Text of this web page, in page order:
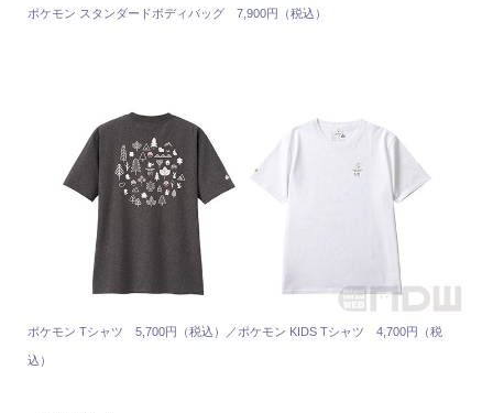
ポケモン スタンダードボディバッグ 7,900円（税込）
ポケモン Tシャツ 5,700円（税込）／ポケモン KIDS Tシャツ 4,700円（税
込）